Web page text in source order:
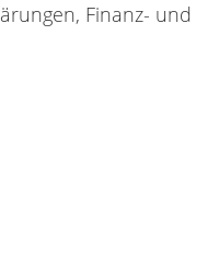
Finanz- und